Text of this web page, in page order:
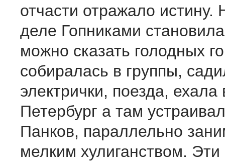
отчасти отражало
деле Гопниками
можно сказать голодных
собиралась в группы,
электрички, поезда,
Петербург а там
Панков, параллельно
мелким хулиганством.